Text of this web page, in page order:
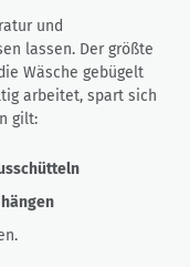
und
lassen. Der größte
Wäsche gebügelt
arbeitet, spart sich
gilt: